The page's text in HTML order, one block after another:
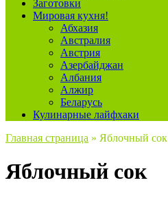
Заготовки
Мировая кухня!
Абхазия
Австралия
Австрия
Азербайджан
Албания
Алжир
Беларусь
Кулинарные лайфхаки
Главная страница » Яблочный сок
Яблочный сок